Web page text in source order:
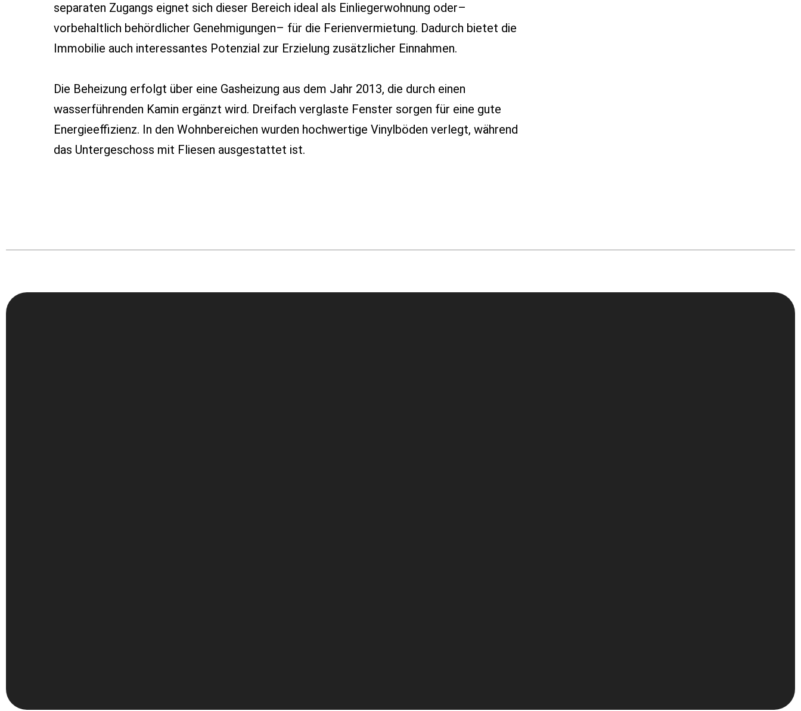
separaten Zugangs eignet sich dieser Bereich ideal als Einliegerwohnung oder–
vorbehaltlich behördlicher Genehmigungen– für die Ferienvermietung. Dadurch bietet die
Immobilie auch interessantes Potenzial zur Erzielung zusätzlicher Einnahmen.
Die Beheizung erfolgt über eine Gasheizung aus dem Jahr 2013, die durch einen
wasserführenden Kamin ergänzt wird. Dreifach verglaste Fenster sorgen für eine gute
Energieeffizienz. In den Wohnbereichen wurden hochwertige Vinylböden verlegt, während
das Untergeschoss mit Fliesen ausgestattet ist.